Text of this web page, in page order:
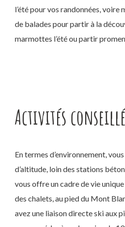
l’été pour vos randonnées, voire
de balades pour partir à la
marmottes l’été ou partir
Activités
En termes d’environnement,
d’altitude, loin des stations
vous offre un cadre de vie
des chalets, au pied du Mont
avez une liaison directe ski aux